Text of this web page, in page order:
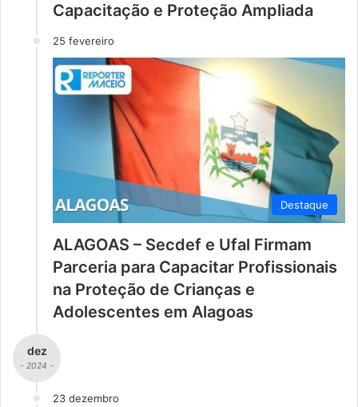
Capacitação e Proteção Ampliada
25 fevereiro
Destaque
ALAGOAS – Secdef e Ufal Firmam
Parceria para Capacitar Profissionais
na Proteção de Crianças e
Adolescentes em Alagoas
dez
- 2024 -
23 dezembro